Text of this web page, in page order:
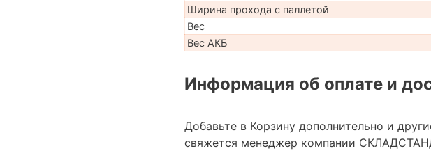
Ширина прохода с паллетой
Вес
Вес АКБ
Информация об оплате и
Добавьте в Корзину дополнительно и
свяжется менеджер компании